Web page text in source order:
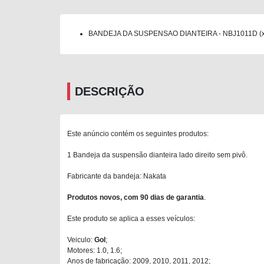
BANDEJA DA SUSPENSAO DIANTEIRA - NBJ1011D
DESCRIÇÃO
Este anúncio contém os seguintes produtos:
1 Bandeja da suspensão dianteira lado direito sem pivô.
Fabricante da bandeja: Nakata
Produtos novos, com 90 dias de garantia
Este produto se aplica a esses veículos:
Veiculo: Gol;
Motores: 1.0, 1.6;
Anos de fabricação: 2009, 2010, 2011, 2012;